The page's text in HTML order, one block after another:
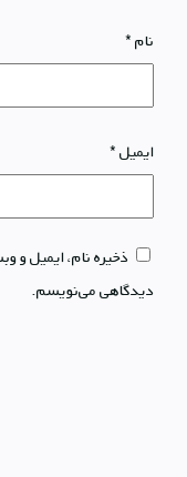
نام*
ایمیل*
ذخیره نام، ایمیل و
دیدگاهی می‌نویسم.